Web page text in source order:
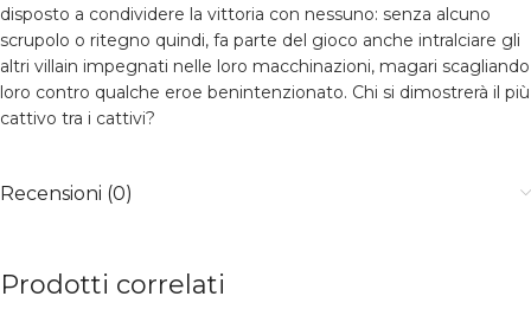
disposto a condividere la vittoria con nessuno: senza alcuno
scrupolo o ritegno quindi, fa parte del gioco anche intralciare gli
altri villain impegnati nelle loro macchinazioni, magari scagliando
loro contro qualche eroe benintenzionato. Chi si dimostrerà il più
cattivo tra i cattivi?
Recensioni (0)
Prodotti correlati